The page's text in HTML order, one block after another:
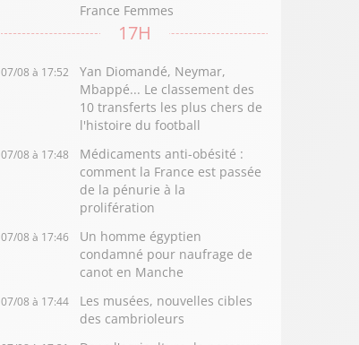
France Femmes
17H
07/08 à 17:52
Yan Diomandé, Neymar,
Mbappé... Le classement des
10 transferts les plus chers de
l'histoire du football
07/08 à 17:48
Médicaments anti-obésité :
comment la France est passée
de la pénurie à la
prolifération
07/08 à 17:46
Un homme égyptien
condamné pour naufrage de
canot en Manche
07/08 à 17:44
Les musées, nouvelles cibles
des cambrioleurs